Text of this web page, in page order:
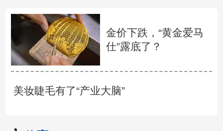
金价下跌，“黄金爱马
仕”露底了？
美妆睫毛有了“产业大脑”